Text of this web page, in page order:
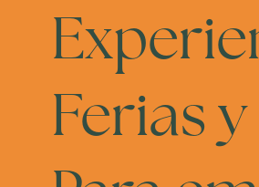
Ferias